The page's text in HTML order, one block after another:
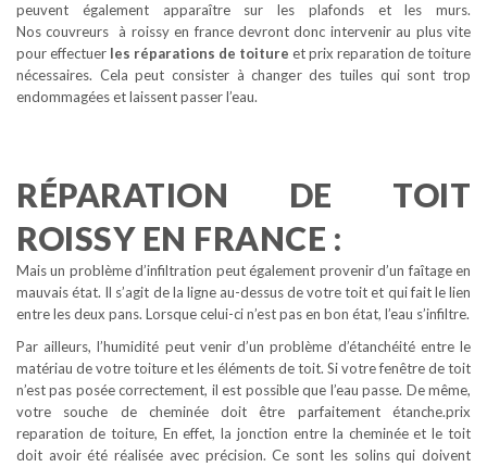
peuvent également apparaître sur les plafonds et les murs.
Nos couvreurs à roissy en france devront donc intervenir au plus vite
pour effectuer les réparations de toiture et prix reparation de toiture
nécessaires. Cela peut consister à changer des tuiles qui sont trop
endommagées et laissent passer l’eau.
RÉPARATION DE TOIT
ROISSY EN FRANCE :
Mais un problème d’infiltration peut également provenir d’un faîtage en
mauvais état. Il s’agit de la ligne au-dessus de votre toit et qui fait le lien
entre les deux pans. Lorsque celui-ci n’est pas en bon état, l’eau s’infiltre.
Par ailleurs, l’humidité peut venir d’un problème d’étanchéité entre le
matériau de votre toiture et les éléments de toit. Si votre fenêtre de toit
n’est pas posée correctement, il est possible que l’eau passe. De même,
votre souche de cheminée doit être parfaitement étanche.prix
reparation de toiture, En effet, la jonction entre la cheminée et le toit
doit avoir été réalisée avec précision. Ce sont les solins qui doivent